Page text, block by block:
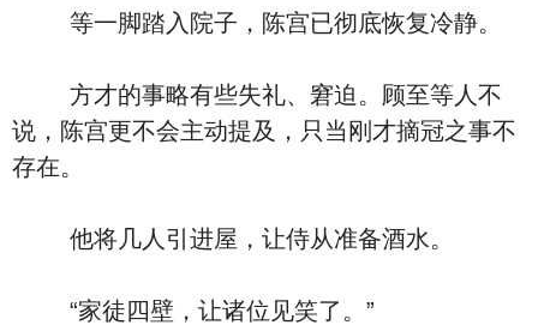
等一脚踏入院子，陈宫已彻底恢复冷静。
方才的事略有些失礼、窘迫。顾至等人不
说，陈宫更不会主动提及，只当刚才摘冠之事不
存在。
他将几人引进屋，让侍从准备酒水。
“家徒四壁，让诸位见笑了。”